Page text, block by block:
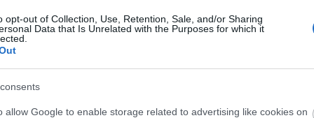
opt-out of Collection, Use, Retention, Sale, and/or Sharing
Data that Is Unrelated with the Purposes for which it
allow Google to enable storage related to advertising like cookies on